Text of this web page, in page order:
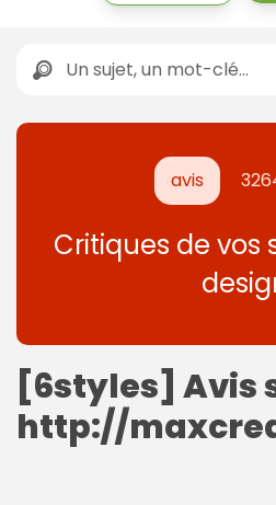
avis
Critiques de vos
[6styles] Avis
http://